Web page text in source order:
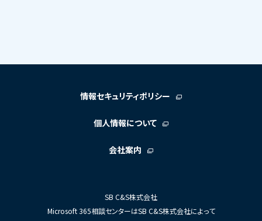
情報セキュリティポリシー
個人情報について
会社案内
SB C&S株式会社
Microsoft 365相談センターはSB C&S株式会社によって